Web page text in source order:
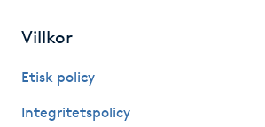
Melasma
Villkor
Etisk policy
Integritetspolicy